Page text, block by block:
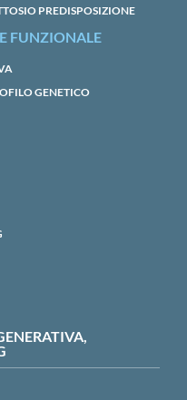
PREDISPOSIZIONE
FUNZIONALE
GENETICO